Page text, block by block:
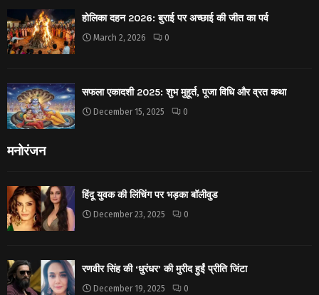
होलिका दहन 2026: बुराई पर अच्छाई की जीत का पर्व
March 2, 2026 0
सफला एकादशी 2025: शुभ मुहूर्त, पूजा विधि और व्रत कथा
December 15, 2025 0
मनोरंजन
हिंदू युवक की लिंचिंग पर भड़का बॉलीवुड
December 23, 2025 0
रणवीर सिंह की ‘धुरंधर’ की मुरीद हुईं प्रीति जिंटा
December 19, 2025 0